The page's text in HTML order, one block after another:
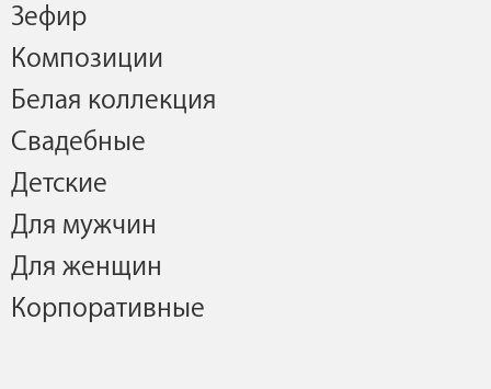
Зефир
Композиции
Белая коллекция
Свадебные
Детские
Для мужчин
Для женщин
Корпоративные